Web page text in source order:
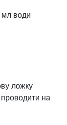
мл води
ложку
на